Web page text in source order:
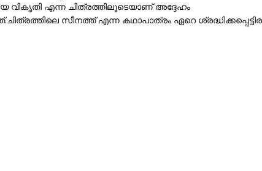
വികൃതി എന്ന ചിത്രത്തിലൂടെയാണ് അദ്ദേഹം
സീനത്ത് എന്ന കഥാപാത്രം ഏറെ